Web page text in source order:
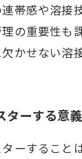
帯感や溶接
の重要性も
かせない溶
ターする意義
ーすること